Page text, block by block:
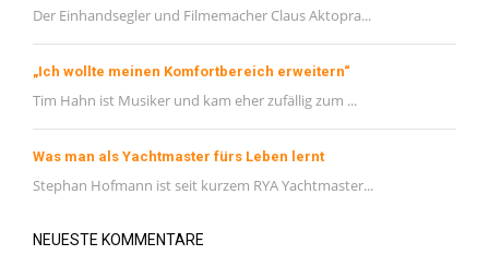
Der Einhandsegler und Filmemacher Claus Aktopra...
„Ich wollte meinen Komfortbereich erweitern“
Tim Hahn ist Musiker und kam eher zufällig zum ...
Was man als Yachtmaster fürs Leben lernt
Stephan Hofmann ist seit kurzem RYA Yachtmaster...
NEUESTE KOMMENTARE